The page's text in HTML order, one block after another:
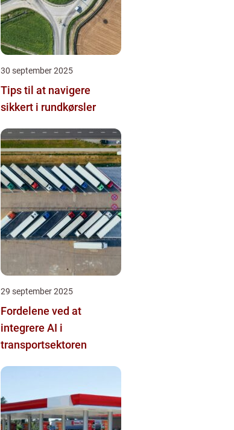
30 september 2025
Tips til at navigere
sikkert i rundkørsler
29 september 2025
Fordelene ved at
integrere AI i
transportsektoren